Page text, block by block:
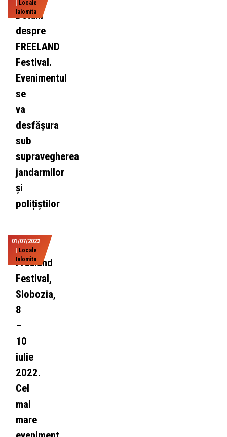
Locale
Ialomita
Detalii
despre
FREELAND
Festival.
Evenimentul
se
va
desfășura
sub
supravegherea
jandarmilor
și
polițiștilor
01/07/2022
Locale
Ialomita
Freeland
Festival,
Slobozia,
8
–
10
iulie
2022.
Cel
mai
mare